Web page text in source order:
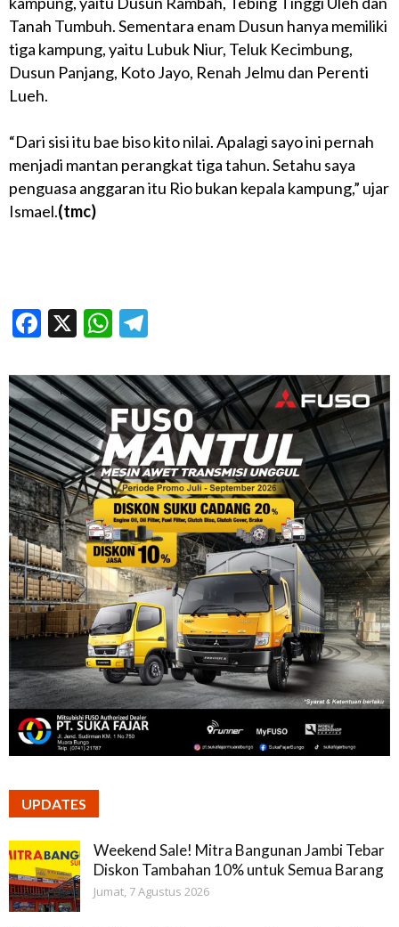
Tanah Tumbuh. Sementara enam Dusun hanya memiliki
tiga kampung, yaitu Lubuk Niur, Teluk Kecimbung,
Dusun Panjang, Koto Jayo, Renah Jelmu dan Perenti
Lueh.
“Dari sisi itu bae biso kito nilai. Apalagi sayo ini pernah
menjadi mantan perangkat tiga tahun. Setahu saya
penguasa anggaran itu Rio bukan kepala kampung,” ujar
Ismael.(tmc)
Facebook
X WhatsApp
UPDATES
Weekend Sale! Mitra Bangunan Jambi Tebar
Diskon Tambahan 10% untuk Semua Barang
Jumat, 7 Agustus 2026